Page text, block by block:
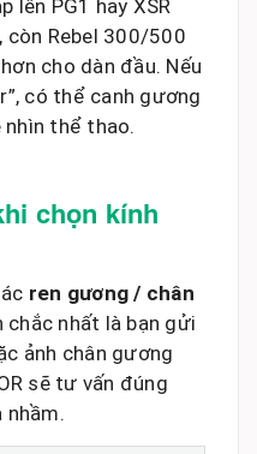
lên PG1 hay XSR
còn Rebel 300/500
cho dàn đầu. Nếu
có thể canh gương
thể thao.
chọn kính
ren gương / chân
chắc nhất là bạn gửi
ảnh chân gương
sẽ tư vấn đúng
nhầm.